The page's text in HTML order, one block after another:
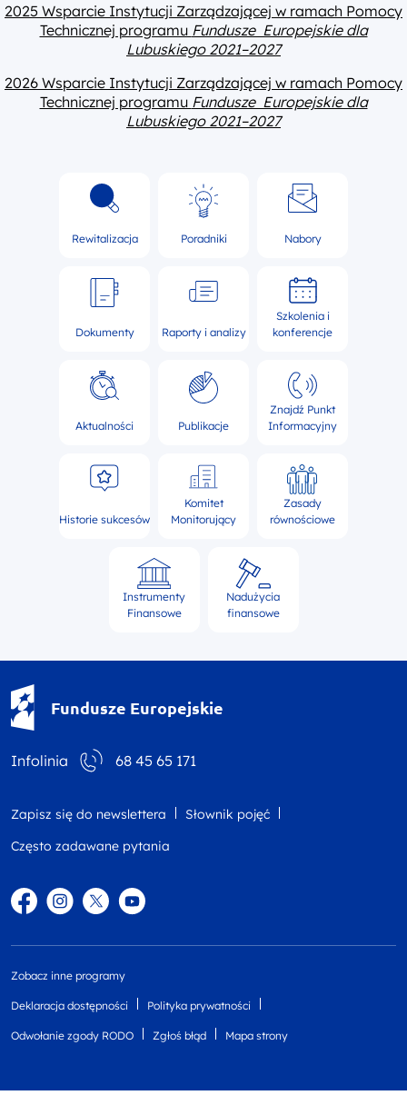
2025 Wsparcie Instytucji Zarządzającej w ramach Pomocy
Technicznej programu Fundusze Europejskie dla
Lubuskiego 2021–2027
2026 Wsparcie Instytucji Zarządzającej w ramach Pomocy
Technicznej programu Fundusze Europejskie dla
Lubuskiego 2021–2027
Rewitalizacja Poradniki Nabory
Dokumenty Raporty i analizy
Szkolenia i
konferencje
Aktualności Publikacje
Znajdź Punkt
Informacyjny
Historie sukcesów
Komitet
Monitorujący
Zasady
równościowe
Instrumenty
Finansowe
Nadużycia
finansowe
Fundusze Europejskie
Infolinia 68 45 65 171
Zapisz się do newslettera
Słownik pojęć
Często zadawane pytania
FacebookInstagram
TwitterYouTube
Zobacz inne programy
Deklaracja dostępności Polityka prywatności
Odwołanie zgody RODO Zgłoś błąd Mapa strony